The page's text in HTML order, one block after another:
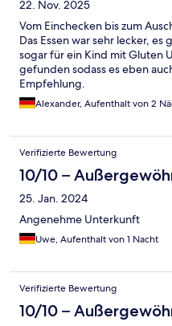
22. Nov. 2025
Vom Einchecken bis zum
Das Essen war sehr lecker,
sogar für ein Kind mit Gluten
gefunden sodass es eben
Empfehlung.
Alexander, Aufenthalt von 2
Verifizierte Bewertung
10/10 –
25. Jan. 2024
Angenehme Unterkunft
Uwe, Aufenthalt von 1 Nacht
Verifizierte Bewertung
10/10 –